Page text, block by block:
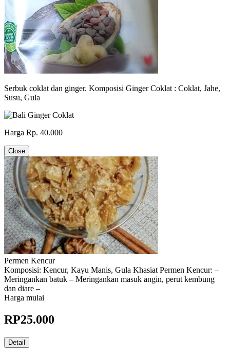
Serbuk coklat dan ginger. Komposisi Ginger Coklat : Coklat, Jahe,
Susu, Gula
Harga Rp. 40.000
Close
Permen Kencur
Komposisi: Kencur, Kayu Manis, Gula Khasiat Permen Kencur: –
Meringankan batuk – Meringankan masuk angin, perut kembung
dan diare –
Harga mulai
RP25.000
Detail